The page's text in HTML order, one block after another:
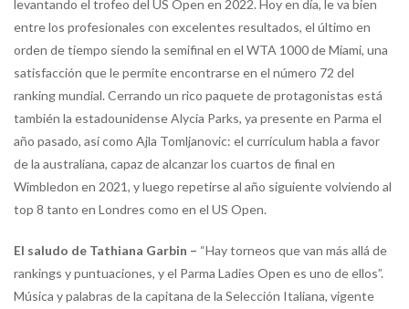
levantando el trofeo del US Open en 2022. Hoy en día, le va bien
entre los profesionales con excelentes resultados, el último en
orden de tiempo siendo la semifinal en el WTA 1000 de Miami, una
satisfacción que le permite encontrarse en el número 72 del
ranking mundial. Cerrando un rico paquete de protagonistas está
también la estadounidense Alycia Parks, ya presente en Parma el
año pasado, así como Ajla Tomljanovic: el currículum habla a favor
de la australiana, capaz de alcanzar los cuartos de final en
Wimbledon en 2021, y luego repetirse al año siguiente volviendo al
top 8 tanto en Londres como en el US Open.
El saludo de Tathiana Garbin – “Hay torneos que van más allá de
rankings y puntuaciones, y el Parma Ladies Open es uno de ellos”.
Música y palabras de la capitana de la Selección Italiana, vigente